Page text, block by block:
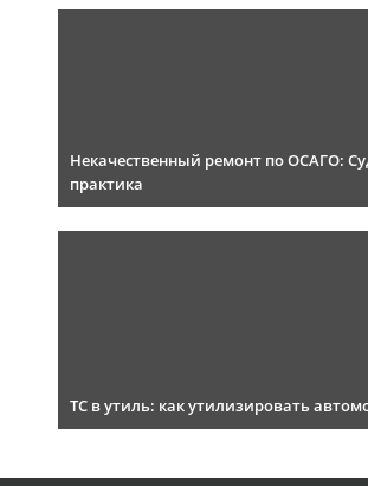
Некачественный ремонт по ОСАГО:
практика
ТС в утиль: как утилизировать